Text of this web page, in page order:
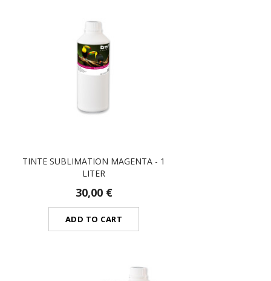
TINTE SUBLIMATION MAGENTA - 1
LITER
30,00 €
ADD TO CART